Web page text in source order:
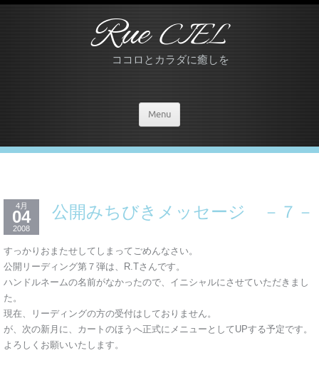
RueCIEL
ココロとカラダに癒しを
Menu
4月
04
2008
公開みちびきメッセージ －７－
すっかりおまたせしてしまってごめんなさい。
公開リーディング第７弾は、R.Tさんです。
ハンドルネームの名前がなかったので、イニシャルにさせていただきまし
た。
現在、リーディングの方の受付はしておりません。
が、次の新月に、カートのほうへ正式にメニューとしてUPする予定です。
よろしくお願いいたします。